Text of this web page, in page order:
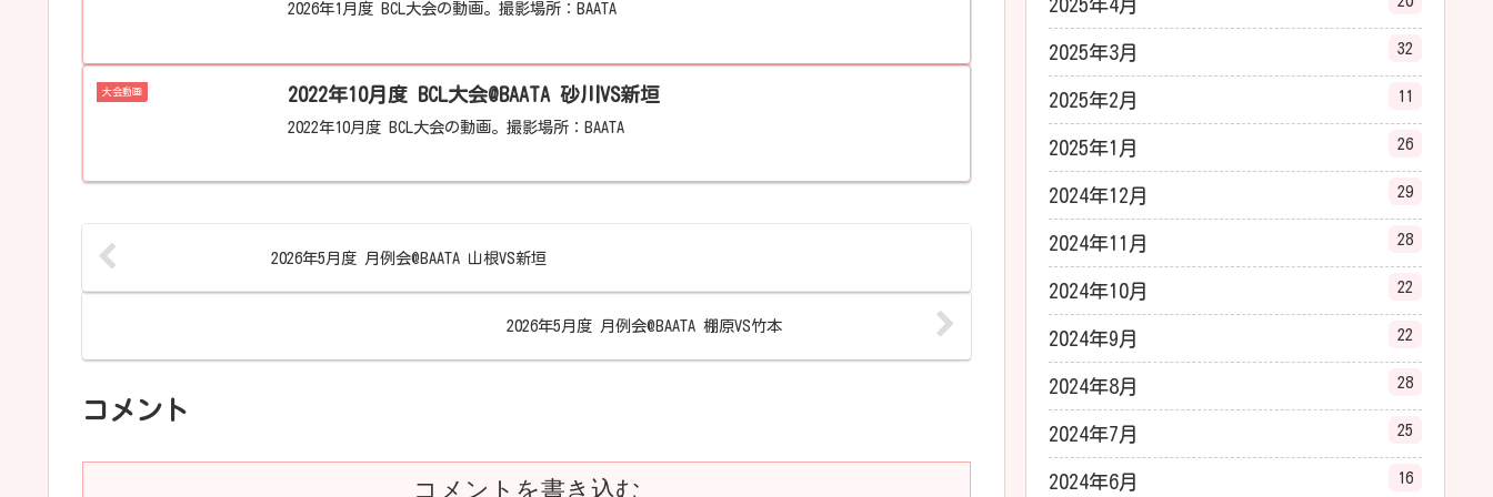
2026年1月度 BCL大会の動画。撮影場所：BAATA
大会動画 2022年10月度 BCL大会@BAATA 砂川VS新垣
2022年10月度 BCL大会の動画。撮影場所：BAATA
2026年5月度 月例会@BAATA 山根VS新垣
2026年5月度 月例会@BAATA 棚原VS竹本
コメント
コメントを書き込む
2025年4月
2025年3月 32
2025年2月 11
2025年1月 26
2024年12月 29
2024年11月 28
2024年10月 22
2024年9月 22
2024年8月 28
2024年7月 25
2024年6月 16